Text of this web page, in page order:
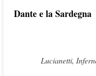
Dante e la Sardegna
Lucianetti,